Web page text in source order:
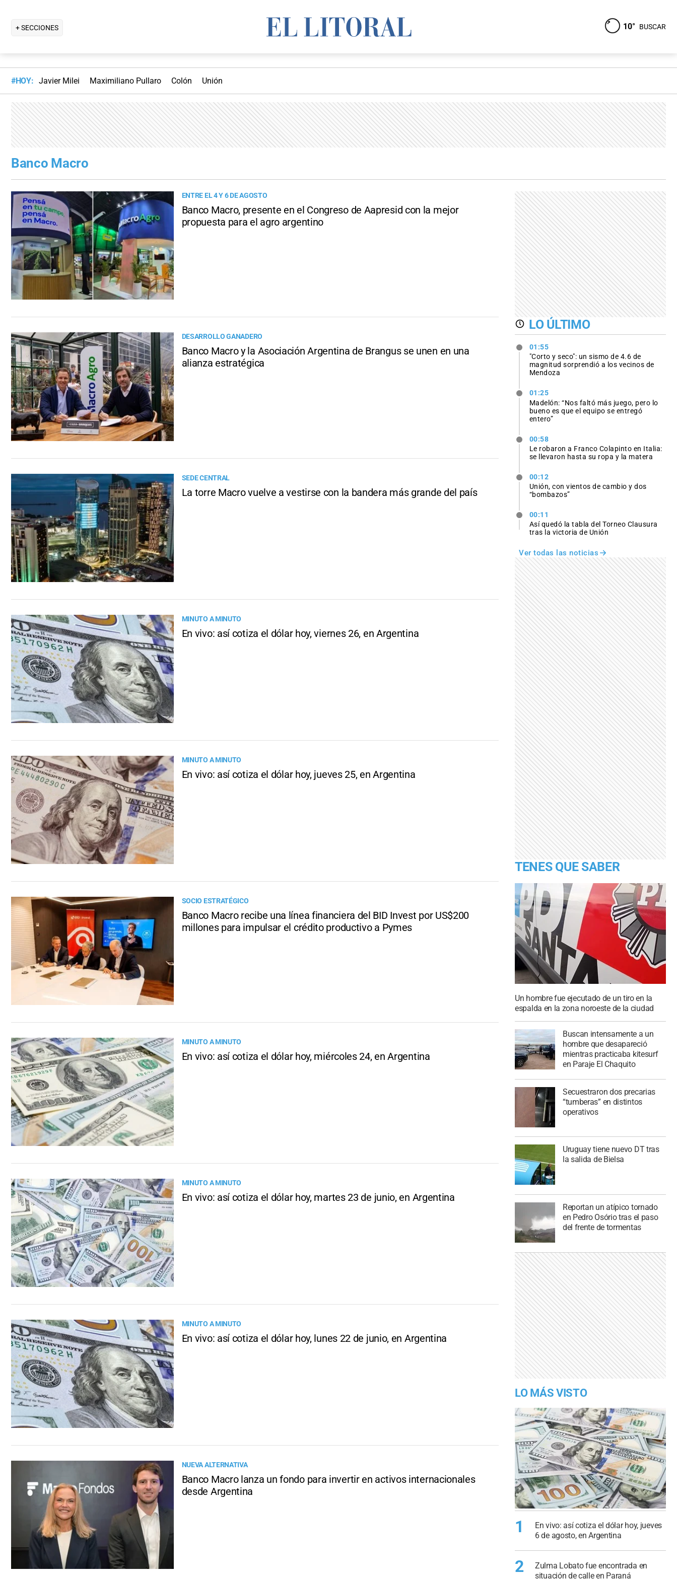
+ SECCIONES 10° BUSCAR
#HOY: Javier Milei Maximiliano Pullaro Colón Unión
Banco Macro
ENTRE EL 4 Y 6 DE AGOSTO
Banco Macro, presente en el Congreso de Aapresid con la mejor
propuesta para el agro argentino
DESARROLLO GANADERO
Banco Macro y la Asociación Argentina de Brangus se unen en una
alianza estratégica
SEDE CENTRAL
La torre Macro vuelve a vestirse con la bandera más grande del país
MINUTO A MINUTO
En vivo: así cotiza el dólar hoy, viernes 26, en Argentina
MINUTO A MINUTO
En vivo: así cotiza el dólar hoy, jueves 25, en Argentina
SOCIO ESTRATÉGICO
Banco Macro recibe una línea financiera del BID Invest por US$200
millones para impulsar el crédito productivo a Pymes
MINUTO A MINUTO
En vivo: así cotiza el dólar hoy, miércoles 24, en Argentina
MINUTO A MINUTO
En vivo: así cotiza el dólar hoy, martes 23 de junio, en Argentina
MINUTO A MINUTO
En vivo: así cotiza el dólar hoy, lunes 22 de junio, en Argentina
NUEVA ALTERNATIVA
Banco Macro lanza un fondo para invertir en activos internacionales
desde Argentina
LO ÚLTIMO
01:55
"Corto y seco": un sismo de 4.6 de
magnitud sorprendió a los vecinos de
Mendoza
01:25
Madelón: “Nos faltó más juego, pero lo
bueno es que el equipo se entregó
entero”
00:58
Le robaron a Franco Colapinto en Italia:
se llevaron hasta su ropa y la matera
00:12
Unión, con vientos de cambio y dos
“bombazos”
00:11
Así quedó la tabla del Torneo Clausura
tras la victoria de Unión
Ver todas las noticias
TENES QUE SABER
Un hombre fue ejecutado de un tiro en la
espalda en la zona noroeste de la ciudad
Buscan intensamente a un
hombre que desapareció
mientras practicaba kitesurf
en Paraje El Chaquito
Secuestraron dos precarias
“tumberas” en distintos
operativos
Uruguay tiene nuevo DT tras
la salida de Bielsa
Reportan un atípico tornado
en Pedro Osório tras el paso
del frente de tormentas
LO MÁS VISTO
1
En vivo: así cotiza el dólar hoy, jueves
6 de agosto, en Argentina
2
Zulma Lobato fue encontrada en
situación de calle en Paraná